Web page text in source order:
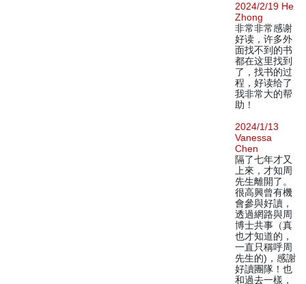
2024/2/19 He
Zhong
非常非常感谢
好读，许多外
面找不到的书
都在这里找到
了，找书的过
程，好读给了
我非常大的帮
助！
2024/1/13
Vanessa
Chen
隔了七年才又
上來，才知周
先生離開了。
很高興曾有機
會參與好讀，
透過網路與周
博士共事（真
也才知道的，
一直只稱呼周
先生的)，感謝
好讀團隊！也
和過去一樣，